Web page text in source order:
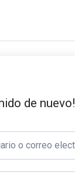
de nuevo!